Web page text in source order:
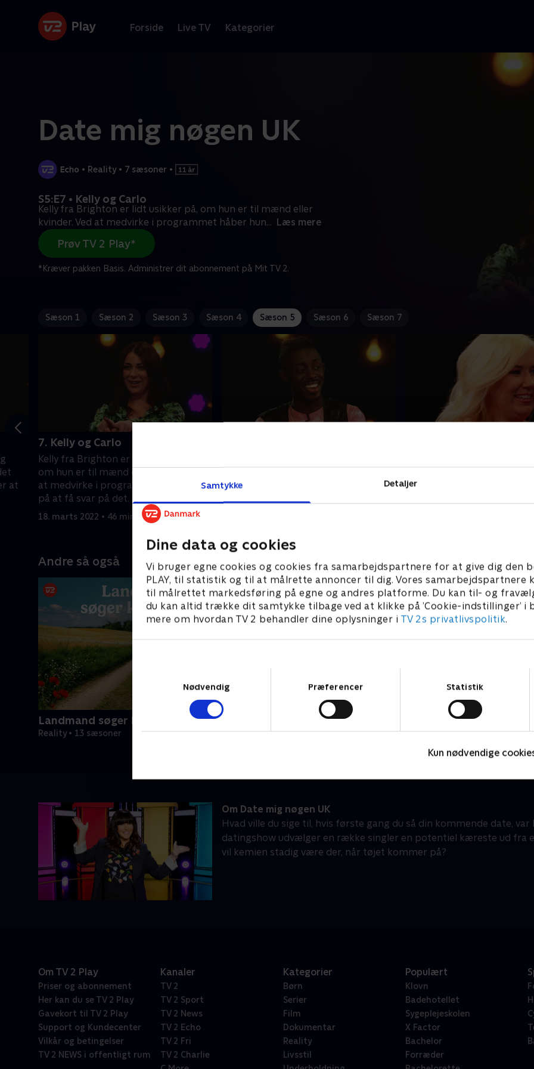
Samtykke Detaljer
Dine data og cookies
Vi bruger egne cookies og cookies fra samarbejdspartnere for at give dig den
PLAY, til statistik og til at målrette annoncer til dig. Vores samarbejdspartnere
til målrettet markedsføring på egne og andres platforme. Du kan til- og
du kan altid trække dit samtykke tilbage ved at klikke på ’Cookie-indstillinger’ i
mere om hvordan TV 2 behandler dine oplysninger i TV 2s privatlivspolitik.
Nødvendig
Præferencer Statistik
Kun nødvendige
Forside Live TV Kategorier
Date mig nøgen UK
• Reality • 7 sæsoner •
S5:E7 • Kelly og Carlo
Kelly fra Brighton er lidt usikker på, om hun er til mænd eller
kvinder. Ved at medvirke i programmet håber hun... Læs mere
Prøv TV 2 Play*
*Kræver pakken Basis. Administrer dit abonnement på Mit TV 2.
Sæson 1 Sæson 2 Sæson 3 Sæson 4 Sæson 5 Sæson 6 Sæson 7
at
7. Kelly og Carlo
Kelly fra Brighton er lidt usikker på,
om hun er til mænd eller kvinder. Ved
at medvirke i programmet håber hun
på at få svar på det.
18. marts 2022 • 46 min
pigerne i den virkelige verden. Victoria
fra Brighton drømmer om at finde
kvinder. Og Kerry fra
Andre så også
Landmand søger kærlighed
Reality • 13 sæsoner
Date mig nøgen - special
Om Date mig nøgen UK
Hvad ville du sige til, hvis første gang du så din kommende date,
datingshow udvælger en række singler en potentiel kæreste ud fra
vil kemien stadig være der, når tøjet kommer på?
Om TV 2 Play
Priser og abonnement
Her kan du se TV 2 Play
Gavekort til TV 2 Play
Support og Kundecenter
Vilkår og betingelser
TV 2 NEWS i offentligt rum
Kanaler
TV 2
TV 2 Sport
TV 2 News
TV 2 Echo
TV 2 Fri
TV 2 Charlie
Kategorier
Børn
Serier
Film
Dokumentar
Reality
Livsstil
Populært
Klovn
Badehotellet
Sygeplejeskolen
X Factor
Bachelor
Forræder